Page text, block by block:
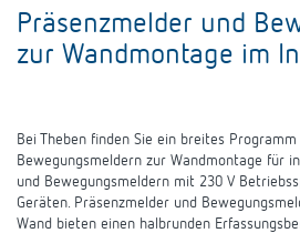
Präsenzmelder und
zur Wandmontage im
Bei Theben finden Sie ein breites
Bewegungsmeldern zur Wandmontage für
und Bewegungsmeldern mit 230 V
Geräten. Präsenzmelder und
Wand bieten einen halbrunden